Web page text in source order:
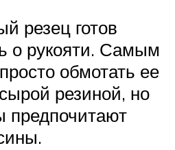
резец готов
о рукояти. Самым
обмотать ее
резиной, но
предпочитают